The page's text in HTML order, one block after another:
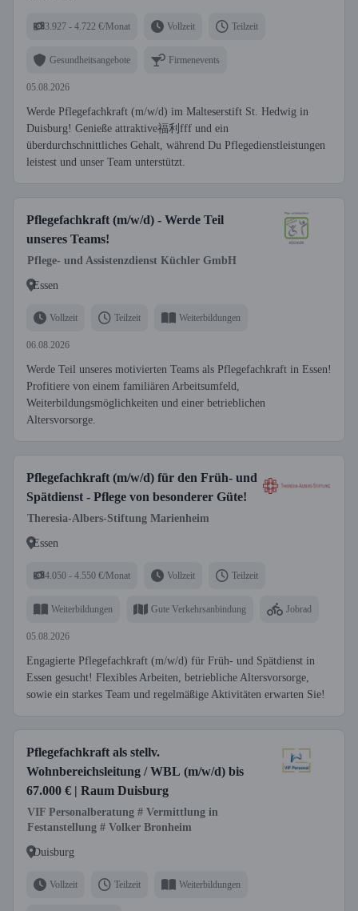
3.927 - 4.722 €/Monat Vollzeit Teilzeit
Gesundheitsangebote Firmenevents
05.08.2026
Werde Pflegefachkraft (m/w/d) im Malteserstift St. Hedwig in
Duisburg! Genieße attraktive福利fff und ein
überdurchschnittliches Gehalt, während Du Pflegedienstleistungen
leistest und unser Team unterstützt.
Pflegefachkraft (m/w/d) - Werde Teil
unseres Teams!
Pflege- und Assistenzdienst Küchler GmbH
Essen
Vollzeit Teilzeit Weiterbildungen
06.08.2026
Werde Teil unseres motivierten Teams als Pflegefachkraft in Essen!
Profitiere von einem familiären Arbeitsumfeld,
Weiterbildungsmöglichkeiten und einer betrieblichen
Altersvorsorge.
Pflegefachkraft (m/w/d) für den Früh- und
Spätdienst - Pflege von besonderer Güte!
Theresia-Albers-Stiftung Marienheim
Essen
4.050 - 4.550 €/Monat Vollzeit Teilzeit
Weiterbildungen Gute Verkehrsanbindung Jobrad
05.08.2026
Engagierte Pflegefachkraft (m/w/d) für Früh- und Spätdienst in
Essen gesucht! Flexibles Arbeiten, betriebliche Altersvorsorge,
sowie ein starkes Team und regelmäßige Aktivitäten erwarten Sie!
Pflegefachkraft als stellv.
Wohnbereichsleitung / WBL (m/w/d) bis
67.000 € | Raum Duisburg
VIF Personalberatung # Vermittlung in
Festanstellung # Volker Bronheim
Duisburg
Vollzeit Teilzeit Weiterbildungen